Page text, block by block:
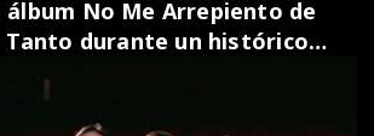
álbum No Me Arrepiento de
Tanto durante un histórico